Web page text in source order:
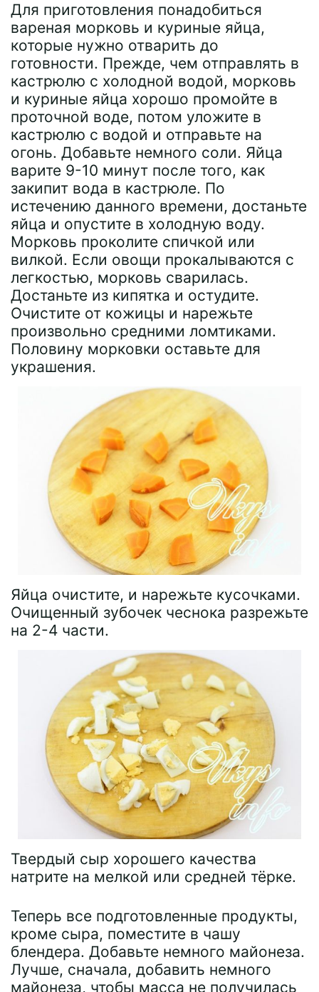
Для приготовления понадобиться
вареная морковь и куриные яйца,
которые нужно отварить до
готовности. Прежде, чем отправлять в
кастрюлю с холодной водой, морковь
и куриные яйца хорошо промойте в
проточной воде, потом уложите в
кастрюлю с водой и отправьте на
огонь. Добавьте немного соли. Яйца
варите 9-10 минут после того, как
закипит вода в кастрюле. По
истечению данного времени, достаньте
яйца и опустите в холодную воду.
Морковь проколите спичкой или
вилкой. Если овощи прокалываются с
легкостью, морковь сварилась.
Достаньте из кипятка и остудите.
Очистите от кожицы и нарежьте
произвольно средними ломтиками.
Половину морковки оставьте для
украшения.
Яйца очистите, и нарежьте кусочками.
Очищенный зубочек чеснока разрежьте
на 2-4 части.
Твердый сыр хорошего качества
натрите на мелкой или средней тёрке.
Теперь все подготовленные продукты,
кроме сыра, поместите в чашу
блендера. Добавьте немного майонеза.
Лучше, сначала, добавить немного
майонеза, чтобы масса не получилась